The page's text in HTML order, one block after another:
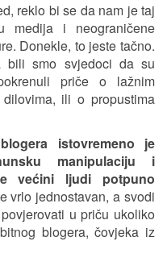
reklo bi se da nam je taj
medija i neograničene
Donekle, to jeste tačno.
bili smo svjedoci da su
priče o lažnim
ili o propustima
istovremeno je
manipulaciju i
većini ljudi potpuno
vrlo jednostavan, a svodi
u priču ukoliko
blogera, čovjeka iz